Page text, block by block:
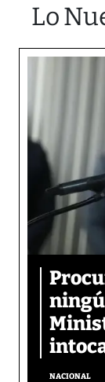
Lo
NACIONAL